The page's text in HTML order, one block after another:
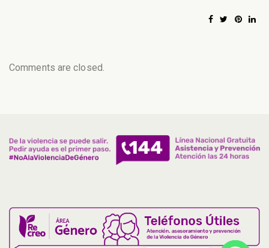
Comments are closed.